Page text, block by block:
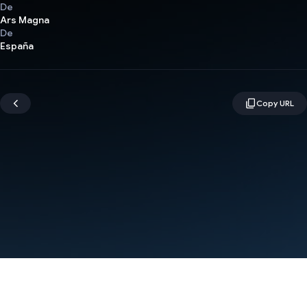
De
Ars Magna
De
España